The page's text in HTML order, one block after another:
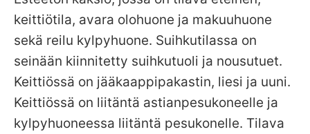
keittiötila, avara olohuone ja makuuhuone
sekä reilu kylpyhuone. Suihkutilassa on
seinään kiinnitetty suihkutuoli ja nousutuet.
Keittiössä on jääkaappipakastin, liesi ja uuni.
Keittiössä on liitäntä astianpesukoneelle ja
kylpyhuoneessa liitäntä pesukonelle. Tilava